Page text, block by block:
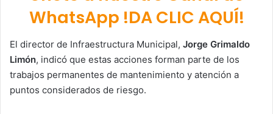
WhatsApp !DA CLIC AQUÍ!
El director de Infraestructura Municipal, Jorge Grimaldo
Limón, indicó que estas acciones forman parte de los
trabajos permanentes de mantenimiento y atención a
puntos considerados de riesgo.